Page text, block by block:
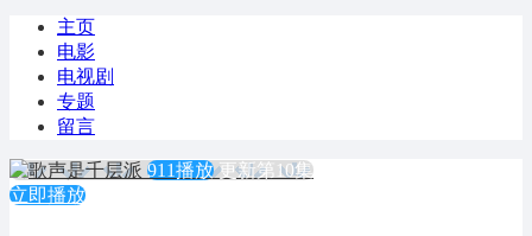
主页
电影
电视剧
专题
留言
911播放 更新第10集
立即播放